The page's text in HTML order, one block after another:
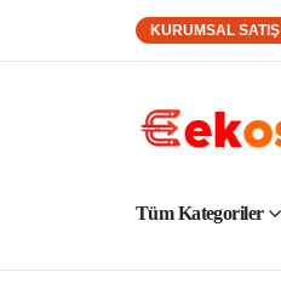
KURUMSAL SATIŞ
Tüm Kategoriler